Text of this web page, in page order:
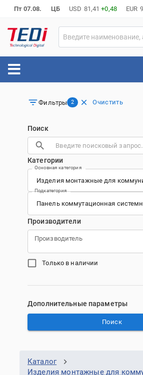
Пт 07.08. ЦБ USD 81,41 +0,48 EUR
Фильтры 2 Очистить
Поиск
Категории
Основная категория
Подкатегория
Производители
Производитель
Только в наличии
Дополнительные параметры
Поиск
Каталог
Изделия монтажные для